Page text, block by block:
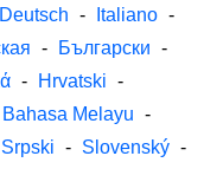
Deutsch - Italiano -
- Български -
- Hrvatski -
Bahasa Melayu -
Srpski - Slovenský -